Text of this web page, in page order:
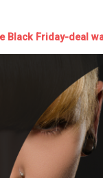
Black Friday-deal